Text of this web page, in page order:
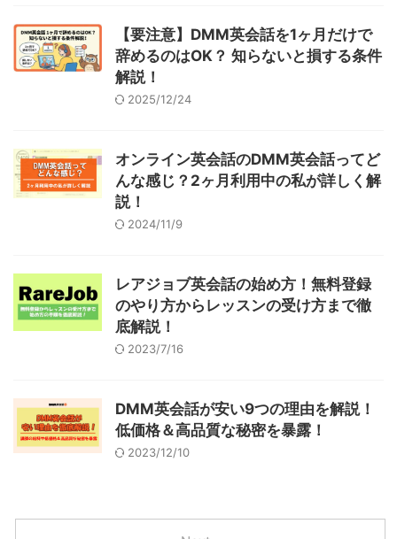
【要注意】DMM英会話を1ヶ月だけで
辞めるのはOK？ 知らないと損する条件
解説！
2025/12/24
オンライン英会話のDMM英会話ってど
んな感じ？2ヶ月利用中の私が詳しく解
説！
2024/11/9
レアジョブ英会話の始め方！無料登録
のやり方からレッスンの受け方まで徹
底解説！
2023/7/16
DMM英会話が安い9つの理由を解説！
低価格＆高品質な秘密を暴露！
2023/12/10